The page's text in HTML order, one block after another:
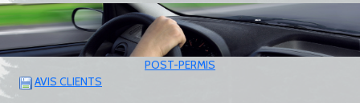
Auto - école
POST-PERMIS
AVIS CLIENTS